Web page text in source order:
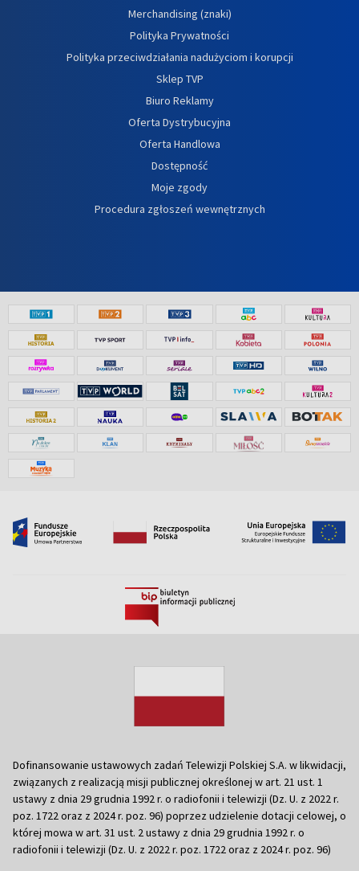
Merchandising (znaki)
Polityka Prywatności
Polityka przeciwdziałania nadużyciom i korupcji
Sklep TVP
Biuro Reklamy
Oferta Dystrybucyjna
Oferta Handlowa
Dostępność
Moje zgody
Procedura zgłoszeń wewnętrznych
Dofinansowanie ustawowych zadań Telewizji Polskiej S.A. w likwidacji,
związanych z realizacją misji publicznej określonej w art. 21 ust. 1
ustawy z dnia 29 grudnia 1992 r. o radiofonii i telewizji (Dz. U. z 2022 r.
poz. 1722 oraz z 2024 r. poz. 96) poprzez udzielenie dotacji celowej, o
której mowa w art. 31 ust. 2 ustawy z dnia 29 grudnia 1992 r. o
radiofonii i telewizji (Dz. U. z 2022 r. poz. 1722 oraz z 2024 r. poz. 96)